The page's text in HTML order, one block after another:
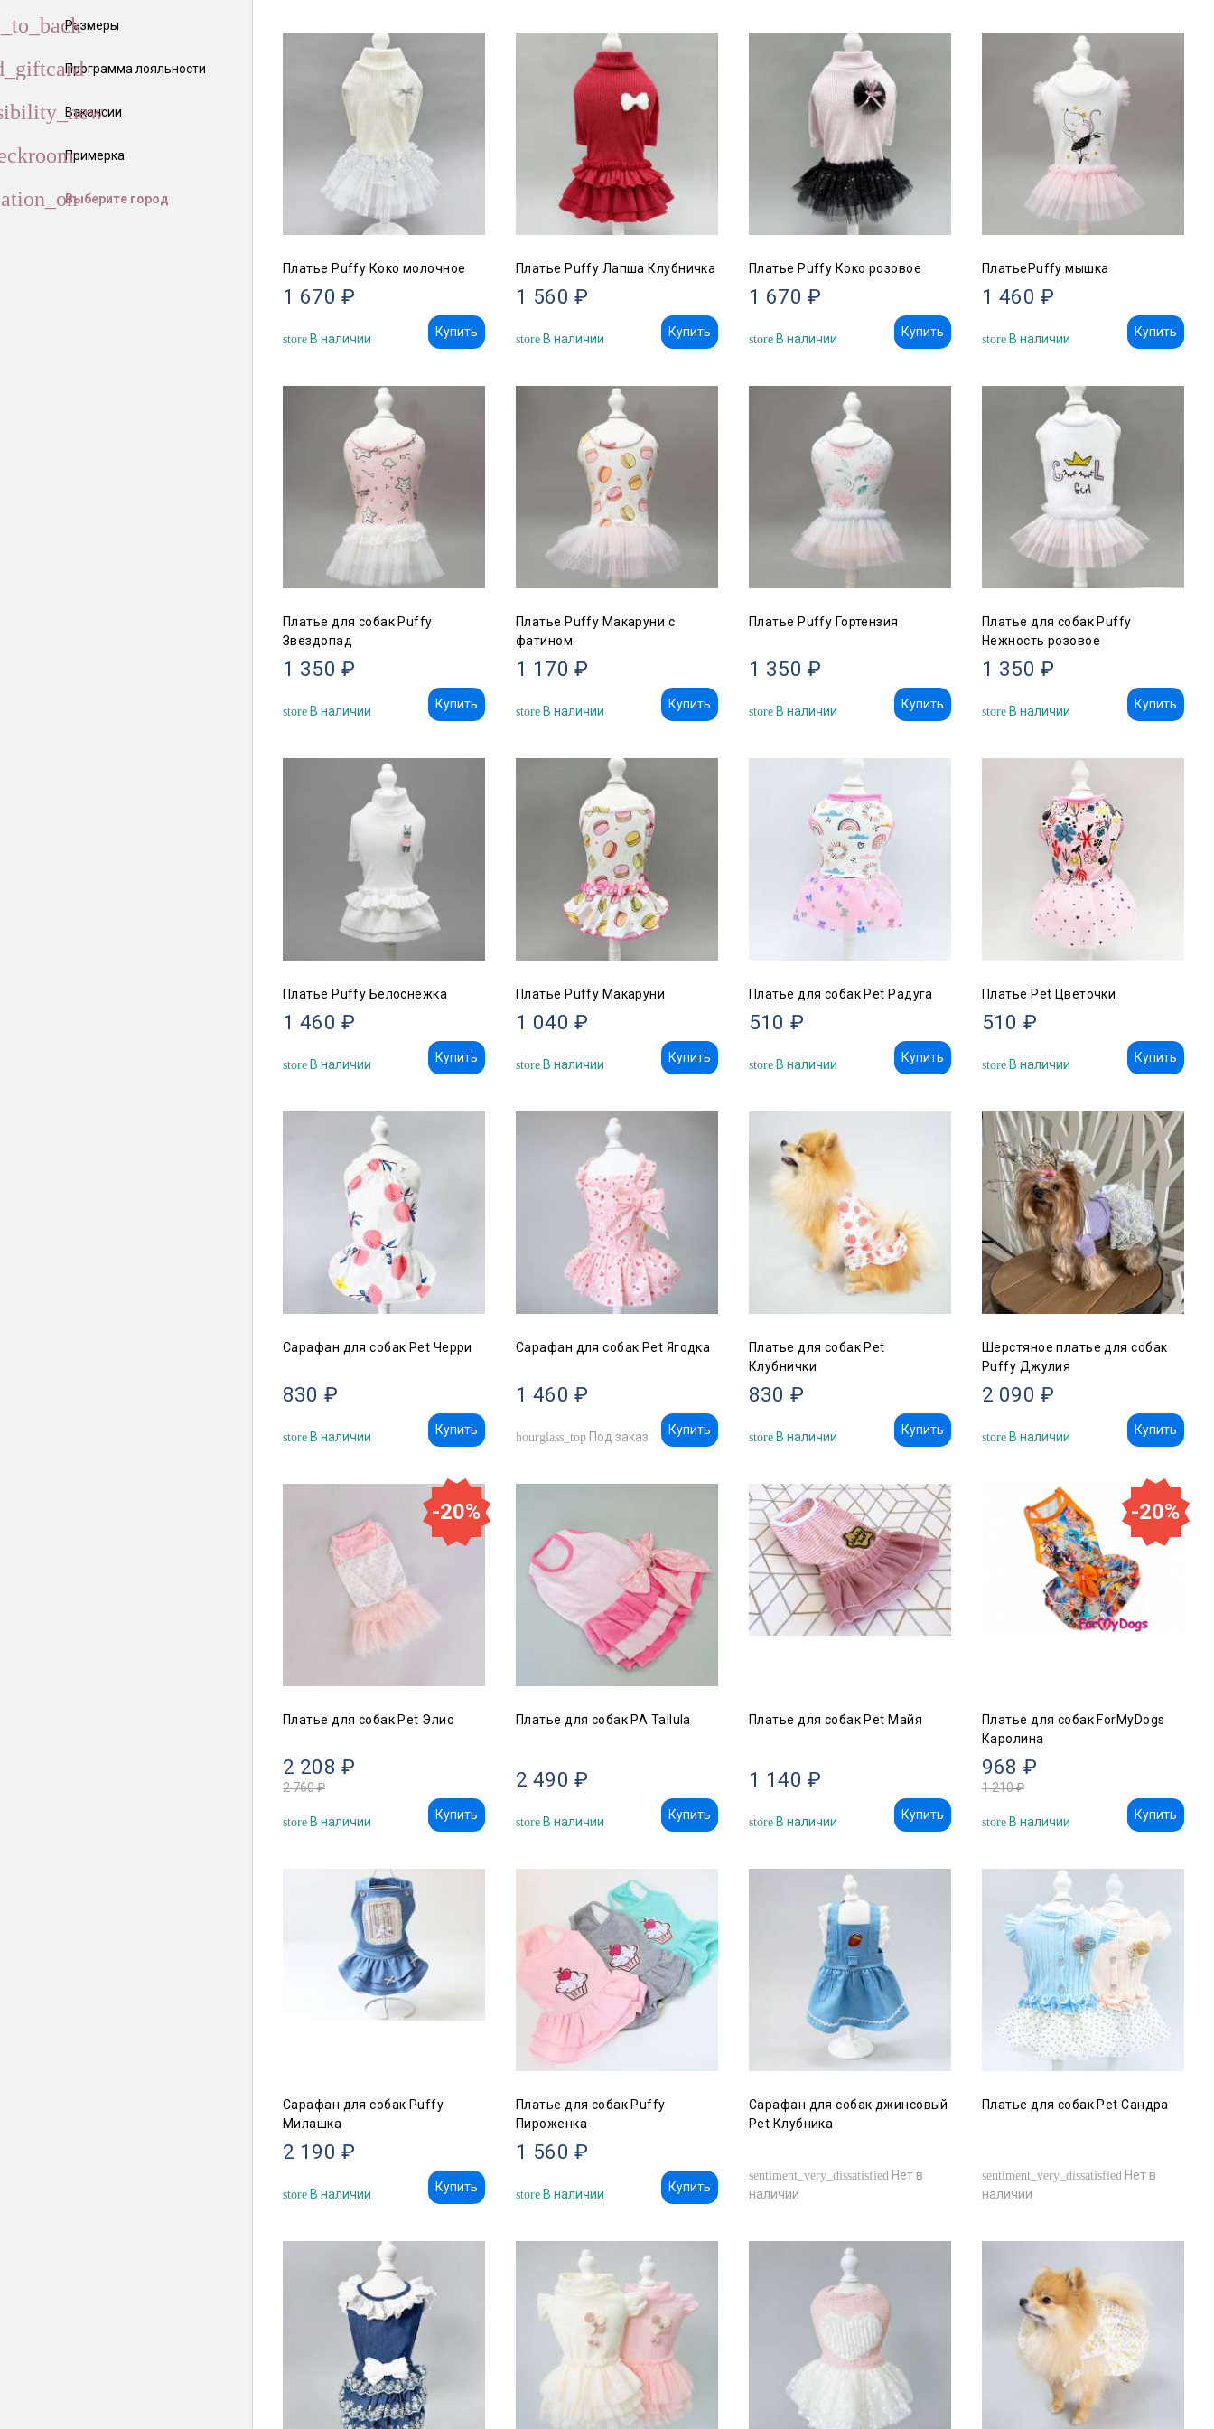
Платье Puffy Коко молочное
1 670 ₽
store В наличии Купить
Платье Puffy Лапша Клубничка
1 560 ₽
store В наличии Купить
Платье Puffy Коко розовое
1 670 ₽
store В наличии Купить
ПлатьеPuffy мышка
1 460 ₽
store В наличии Купить
Платье для собак Puffy
Звездопад
1 350 ₽
store В наличии Купить
Платье Puffy Макаруни с
фатином
1 170 ₽
store В наличии Купить
Платье Puffy Гортензия
1 350 ₽
store В наличии Купить
Платье для собак Puffy
Нежность розовое
1 350 ₽
store В наличии Купить
Платье Puffy Белоснежка
1 460 ₽
store В наличии Купить
Платье Puffy Макаруни
1 040 ₽
store В наличии Купить
Платье для собак Pet Радуга
510 ₽
store В наличии Купить
Платье Pet Цветочки
510 ₽
store В наличии Купить
Сарафан для собак Pet Черри
830 ₽
store В наличии Купить
Сарафан для собак Pet Ягодка
1 460 ₽
hourglass_top Под заказ Купить
Платье для собак Pet
Клубнички
830 ₽
store В наличии Купить
Шерстяное платье для собак
Puffy Джулия
2 090 ₽
store В наличии Купить
Платье для собак Pet Элис
-20%
2 208 ₽
2 760 ₽
store В наличии Купить
Платье для собак PA Tallula
2 490 ₽
store В наличии Купить
Платье для собак Pet Майя
1 140 ₽
store В наличии Купить
Платье для собак ForMyDogs
Каролина
-20%
968 ₽
1 210 ₽
store В наличии Купить
Сарафан для собак Puffy
Милашка
2 190 ₽
store В наличии Купить
Платье для собак Puffy
Пироженка
1 560 ₽
store В наличии Купить
Сарафан для собак джинсовый
Pet Клубника
sentiment_very_dissatisfied Нет в
наличии
Платье для собак Pet Сандра
sentiment_very_dissatisfied Нет в
наличии
Размеры
Программа лояльности
Вакансии
Примерка
Выберите город